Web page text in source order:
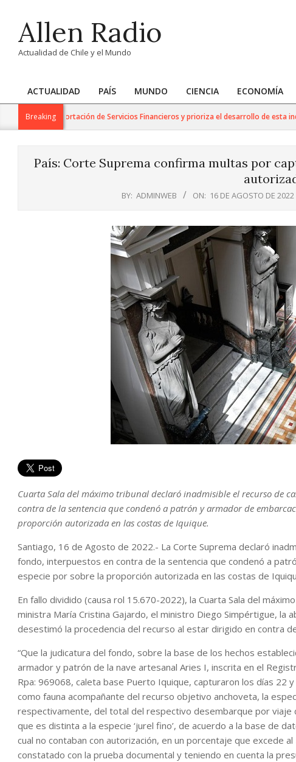
contentAllen Radio
Actualidad de Chile y el Mundo
Primary
Navigation
ACTUALIDAD PAÍS MUNDO CIENCIA ECONOMÍA
Breaking
para la Exportación de Servicios Financieros y prioriza el desarrollo de esta
País: Corte Suprema confirma multas por
BY: ADMINWEB ON: 16 DE AGOSTO DE 2022
Cuarta Sala del máximo tribunal declaró inadmisible el recurso de
contra de la sentencia que condenó a patrón y armador de
proporción autorizada en las costas de Iquique.
Santiago, 16 de Agosto de 2022.- La Corte Suprema declaró
fondo, interpuestos en contra de la sentencia que condenó a
especie por sobre la proporción autorizada en las costas de
En fallo dividido (causa rol 15.670-2022), la Cuarta Sala del
ministra María Cristina Gajardo, el ministro Diego Simpértigue, la
desestimó la procedencia del recurso al estar dirigido en contra
“Que la judicatura del fondo, sobre la base de los hechos
armador y patrón de la nave artesanal Aries I, inscrita en el
Rpa: 969068, caleta base Puerto Iquique, capturaron los días 22
como fauna acompañante del recurso objetivo anchoveta, la
respectivamente, del total del respectivo desembarque por viaje
que es distinta a la especie ‘jurel fino’, de acuerdo a la base de
cual no contaban con autorización, en un porcentaje que excede
constatado con la prueba documental y teniendo en cuenta la